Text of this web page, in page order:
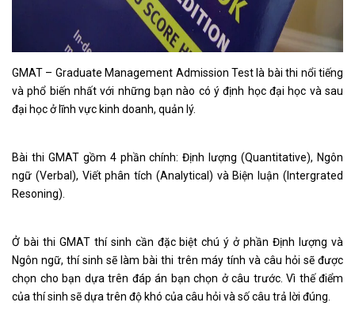
GMAT – Graduate Management Admission Test là bài thi nổi tiếng
và phổ biến nhất với những bạn nào có ý định học đại học và sau
đại học ở lĩnh vực kinh doanh, quản lý.
Bài thi GMAT gồm 4 phần chính: Định lượng (Quantitative), Ngôn
ngữ (Verbal), Viết phân tích (Analytical) và Biện luận (Intergrated
Resoning).
Ở bài thi GMAT thí sinh cần đặc biệt chú ý ở phần Định lượng và
Ngôn ngữ, thí sinh sẽ làm bài thi trên máy tính và câu hỏi sẽ được
chọn cho bạn dựa trên đáp án bạn chọn ở câu trước. Vì thế điểm
của thí sinh sẽ dựa trên độ khó của câu hỏi và số câu trả lời đúng.